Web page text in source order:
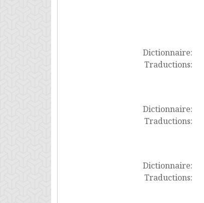
Dictionnaire:
Traductions:
Dictionnaire:
Traductions:
Dictionnaire:
Traductions: